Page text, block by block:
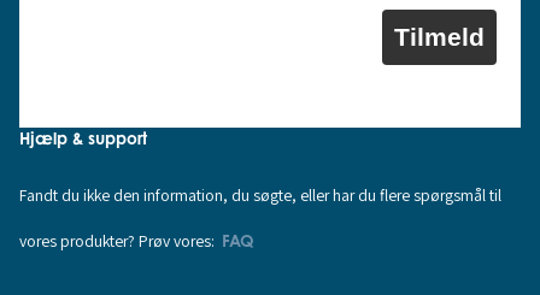
Tilmeld
Hjælp & support
Fandt du ikke den information, du søgte, eller har du flere spørgsmål til
vores produkter? Prøv vores: FAQ